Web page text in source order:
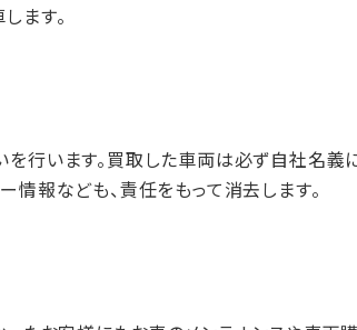
ます。
行います。買取した車両は必ず自社名義
報なども、責任をもって消去します。